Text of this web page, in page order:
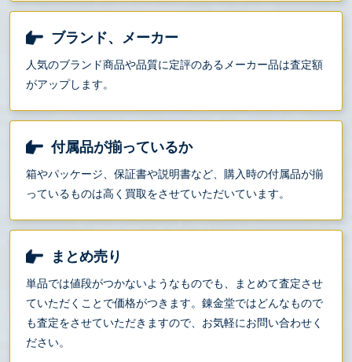
ブランド、メーカー
人気のブランド商品や品質に定評のあるメーカー品は査定額
がアップします。
付属品が揃っているか
箱やパッケージ、保証書や説明書など、購入時の付属品が揃
っているものは高く買取をさせていただいています。
まとめ売り
単品では値段がつかないようなものでも、まとめて査定させ
ていただくことで価格がつきます。錬金堂ではどんなもので
も査定をさせていただきますので、お気軽にお問い合わせく
ださい。